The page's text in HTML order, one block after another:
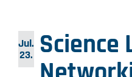
Jul.
23.
Science